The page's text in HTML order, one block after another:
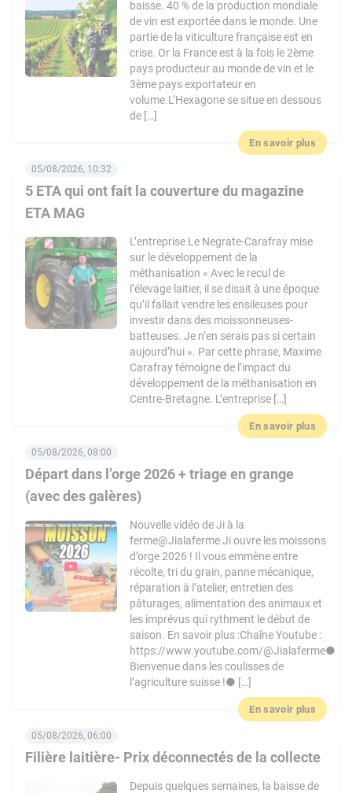
baisse. 40 % de la production mondiale
de vin est exportée dans le monde. Une
partie de la viticulture française est en
crise. Or la France est à la fois le 2ème
pays producteur au monde de vin et le
3ème pays exportateur en
volume.L’Hexagone se situe en dessous
de […]
En savoir plus
5 ETA qui ont fait la couverture du magazine
ETA MAG
05/08/2026, 10:32
L’entreprise Le Negrate-Carafray mise
sur le développement de la
méthanisation « Avec le recul de
l’élevage laitier, il se disait à une époque
qu’il fallait vendre les ensileuses pour
investir dans des moissonneuses-
batteuses. Je n’en serais pas si certain
aujourd’hui ». Par cette phrase, Maxime
Carafray témoigne de l’impact du
développement de la méthanisation en
Centre-Bretagne. L’entreprise […]
En savoir plus
Départ dans l’orge 2026 + triage en grange
(avec des galères)
05/08/2026, 08:00
Nouvelle vidéo de Ji à la
ferme@Jialaferme Ji ouvre les moissons
d’orge 2026 ! Il vous emmène entre
récolte, tri du grain, panne mécanique,
réparation à l’atelier, entretien des
pâturages, alimentation des animaux et
les imprévus qui rythment le début de
saison. En savoir plus :Chaîne Youtube :
https://www.youtube.com/@Jialaferme●
Bienvenue dans les coulisses de
l’agriculture suisse !● […]
En savoir plus
Filière laitière- Prix déconnectés de la collecte
05/08/2026, 06:00
Depuis quelques semaines, la baisse de